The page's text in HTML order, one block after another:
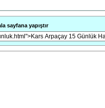
sayfana yapıştır